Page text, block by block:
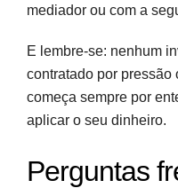
mediador ou com a
E lembre-se: nenhum
contratado por pressão
começa sempre por
aplicar o seu dinheiro.
Perguntas